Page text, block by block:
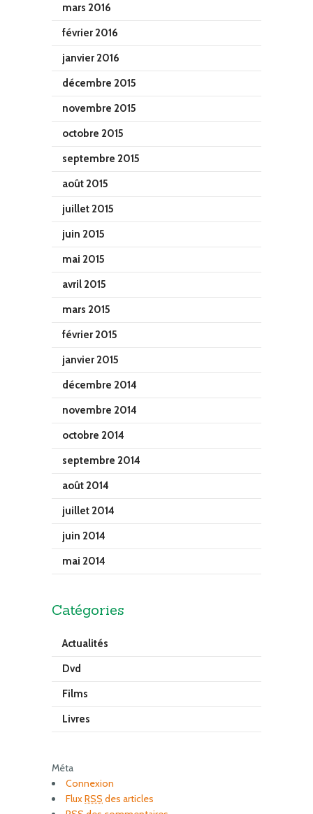
mars 2016
février 2016
janvier 2016
décembre 2015
novembre 2015
octobre 2015
septembre 2015
août 2015
juillet 2015
juin 2015
mai 2015
avril 2015
mars 2015
février 2015
janvier 2015
décembre 2014
novembre 2014
octobre 2014
septembre 2014
août 2014
juillet 2014
juin 2014
mai 2014
Catégories
Actualités
Dvd
Films
Livres
Méta
Connexion
FluxRSS des articles